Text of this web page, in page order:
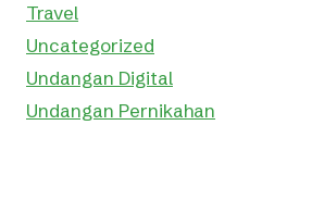
Travel
Uncategorized
Undangan Digital
Undangan Pernikahan